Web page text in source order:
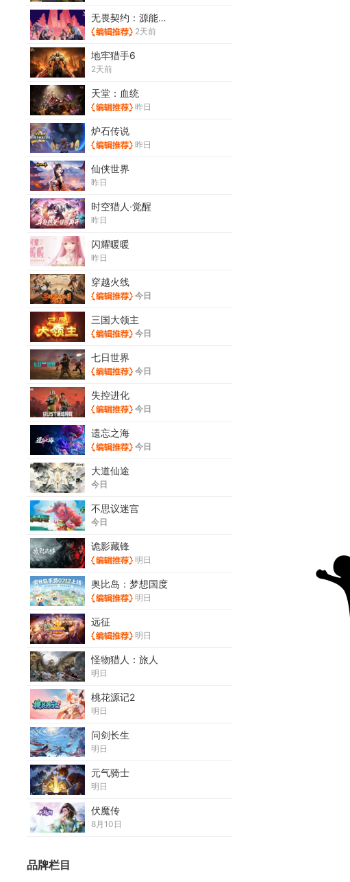
无畏契约：源能行动
2天前
地牢猎手6
2天前
天堂：血统
昨日
炉石传说
昨日
仙侠世界
昨日
时空猎人·觉醒
昨日
闪耀暖暖
昨日
穿越火线
今日
三国大领主
今日
七日世界
今日
失控进化
今日
遗忘之海
今日
大道仙途
今日
不思议迷宫
今日
诡影藏锋
明日
奥比岛：梦想国度
明日
远征
明日
怪物猎人：旅人
明日
桃花源记2
明日
问剑长生
明日
元气骑士
明日
伏魔传
8月10日
品牌栏目